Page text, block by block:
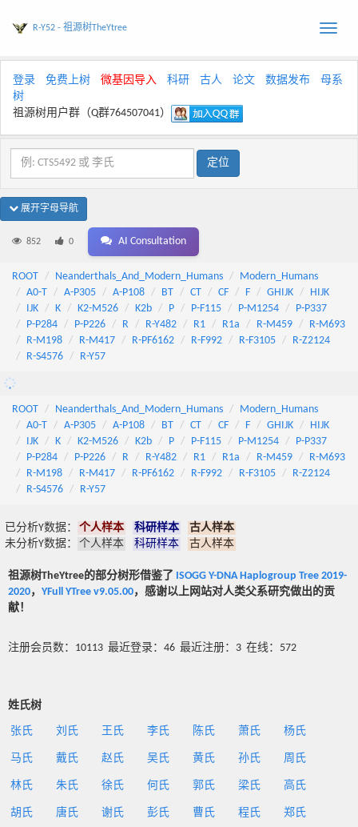
Toggle
R-Y52 - 祖源树TheYtree
登录 免费上树 微基因导入 科研 古人 论文 数据发布
母系
树
祖源树用户群（Q群764507041）
展开字母导航
852 0 AI Consultation
ROOT Neanderthals_And_Modern_Humans
Modern_Humans
A0-T
A-P305 A-P108 BT CT CF F GHIJK
HIJK
IJK
K K2-M526 K2b P P-F115 P-M1254
P-P337
P-P284
P-P226 R R-Y482 R1 R1a R-M459
R-M693
R-M198
R-M417 R-PF6162 R-F992 R-F3105
R-Z2124
R-S4576
R-Y57
ROOT Neanderthals_And_Modern_Humans
Modern_Humans
A0-T
A-P305 A-P108 BT CT CF F GHIJK
HIJK
IJK
K K2-M526 K2b P P-F115 P-M1254
P-P337
P-P284
P-P226 R R-Y482 R1 R1a R-M459
R-M693
R-M198
R-M417 R-PF6162 R-F992 R-F3105
R-Z2124
R-S4576
R-Y57
已分析Y数据： 个人样本 科研样本
古人样本
未分析Y数据：
个人样本 科研样本 古人样本
祖源树TheYtree的部分树形借鉴了 ISOGG Y-DNA Haplogroup Tree 2019-
2020， YFull YTree v9.05.00，感谢以上网站对人类父系研究做出的贡
献！
注册会员数：10113 最近登录：46 最近注册：3 在线：572
姓氏树
张氏 刘氏 王氏 李氏 陈氏 萧氏 杨氏
马氏 戴氏 赵氏 吴氏 黄氏 孙氏 周氏
林氏 朱氏 徐氏 何氏 郭氏 梁氏 高氏
胡氏 唐氏 谢氏 彭氏 曹氏 程氏 郑氏